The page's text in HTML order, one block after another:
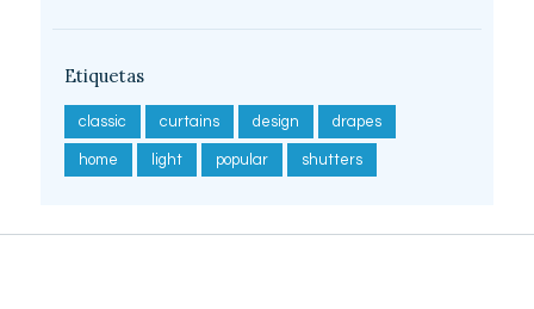
Etiquetas
classic curtains design drapes
home light popular shutters